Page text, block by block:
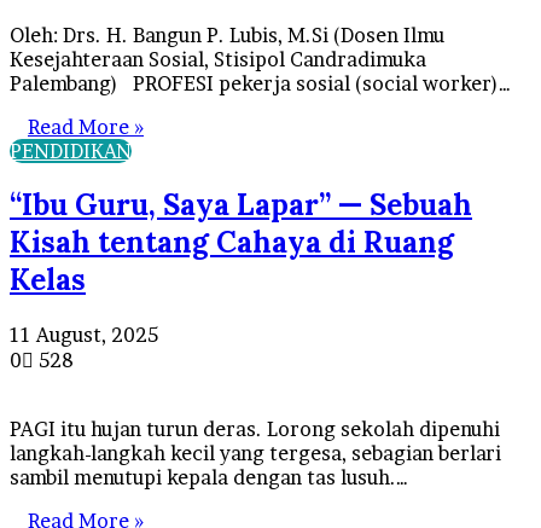
Oleh: Drs. H. Bangun P. Lubis, M.Si (Dosen Ilmu
Kesejahteraan Sosial, Stisipol Candradimuka
Palembang) PROFESI pekerja sosial (social worker)…
Read More »
PENDIDIKAN
“Ibu Guru, Saya Lapar” — Sebuah
Kisah tentang Cahaya di Ruang
Kelas
11 August, 2025
0
528
PAGI itu hujan turun deras. Lorong sekolah dipenuhi
langkah-langkah kecil yang tergesa, sebagian berlari
sambil menutupi kepala dengan tas lusuh.…
Read More »